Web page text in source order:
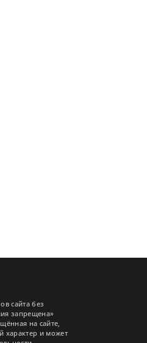
сайта без
запрещена»
на сайте,
характер и может